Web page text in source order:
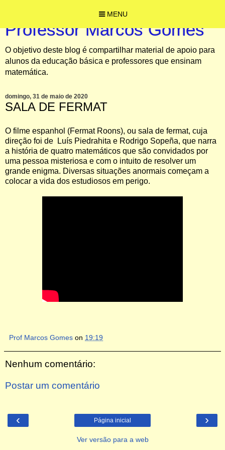
MENU
Professor Marcos Gomes
O objetivo deste blog é compartilhar material de apoio para
alunos da educação básica e professores que ensinam
matemática.
domingo, 31 de maio de 2020
SALA DE FERMAT
O filme espanhol (Fermat Roons), ou sala de fermat, cuja
direção foi de
Luís Piedrahita e Rodrigo Sopeña, que narra
a história de quatro matemáticos que são convidados por
uma pessoa misteriosa e com o intuito de resolver um
grande enigma. Diversas situações anormais começam a
colocar a vida dos estudiosos em perigo.
Prof Marcos Gomes on 19:19
Nenhum comentário:
Postar um comentário
‹ ›
Página inicial
Ver versão para a web